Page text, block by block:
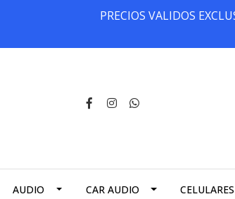
PRECIOS VALIDOS
AUDIO CAR AUDIO CELULARES